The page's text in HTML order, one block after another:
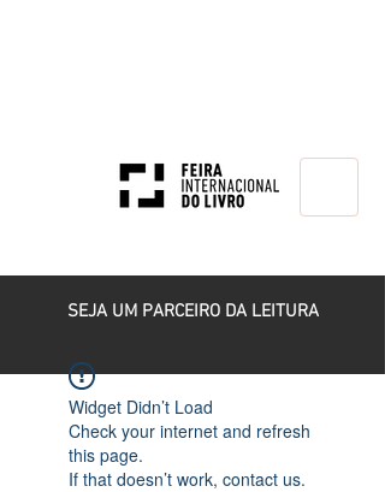
SEJA UM PARCEIRO DA LEITURA
Widget Didn’t Load
Check your internet and refresh
this page.
If that doesn’t work, contact us.